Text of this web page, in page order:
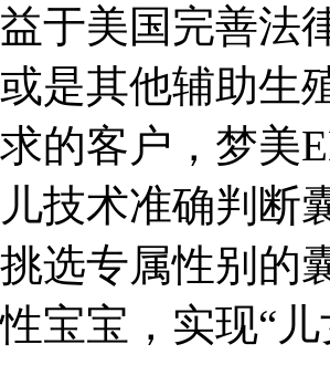
益于美国完善法
或是其他辅助生
求的客户，梦美
儿技术准确判断
挑选专属性别的
性宝宝，实现“